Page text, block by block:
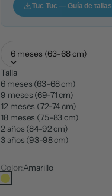
Tuc Tuc — Guía de tallas
6 meses (63-68 cm)
Talla
6 meses (63-68 cm)
9 meses (69-71 cm)
12 meses (72-74 cm)
18 meses (75-83 cm)
2 años (84-92 cm)
3 años (93-98 cm)
Color:Amarillo
Amarillo